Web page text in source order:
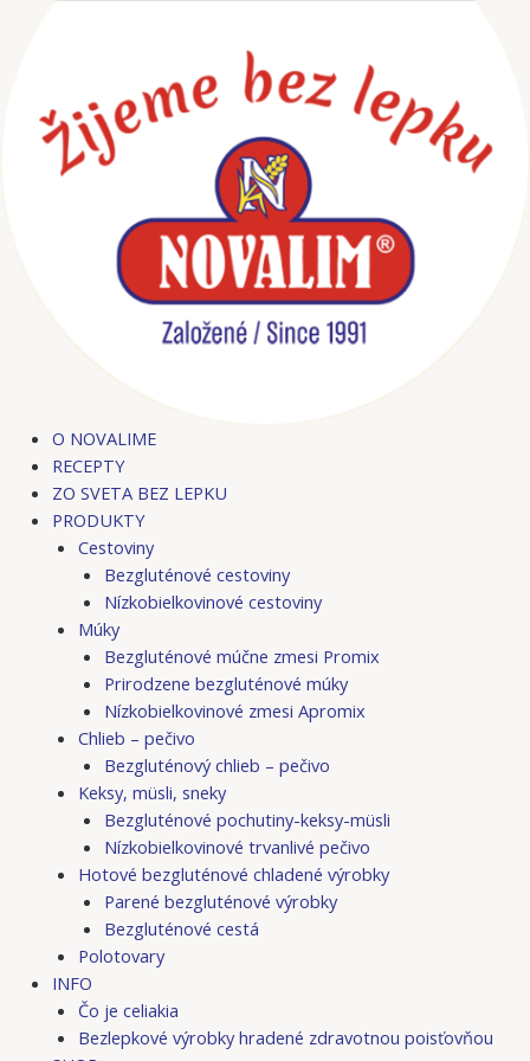
O NOVALIME
RECEPTY
ZO SVETA BEZ LEPKU
PRODUKTY
Cestoviny
Bezgluténové cestoviny
Nízkobielkovinové cestoviny
Múky
Bezgluténové múčne zmesi Promix
Prirodzene bezgluténové múky
Nízkobielkovinové zmesi Apromix
Chlieb – pečivo
Bezgluténový chlieb – pečivo
Keksy, müsli, sneky
Bezgluténové pochutiny-keksy-müsli
Nízkobielkovinové trvanlivé pečivo
Hotové bezgluténové chladené výrobky
Parené bezgluténové výrobky
Bezgluténové cestá
Polotovary
INFO
Čo je celiakia
Bezlepkové výrobky hradené zdravotnou poisťovňou